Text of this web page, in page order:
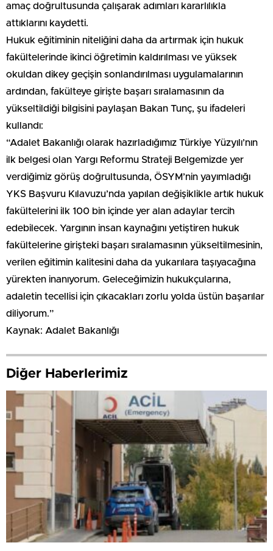
amaç doğrultusunda çalışarak adımları kararlılıkla
attıklarını kaydetti.
Hukuk eğitiminin niteliğini daha da artırmak için hukuk
fakültelerinde ikinci öğretimin kaldırılması ve yüksek
okuldan dikey geçişin sonlandırılması uygulamalarının
ardından, fakülteye girişte başarı sıralamasının da
yükseltildiği bilgisini paylaşan Bakan Tunç, şu ifadeleri
kullandı:
“Adalet Bakanlığı olarak hazırladığımız Türkiye Yüzyılı’nın
ilk belgesi olan Yargı Reformu Strateji Belgemizde yer
verdiğimiz görüş doğrultusunda, ÖSYM’nin yayımladığı
YKS Başvuru Kılavuzu’nda yapılan değişiklikle artık hukuk
fakültelerini ilk 100 bin içinde yer alan adaylar tercih
edebilecek. Yargının insan kaynağını yetiştiren hukuk
fakültelerine girişteki başarı sıralamasının yükseltilmesinin,
verilen eğitimin kalitesini daha da yukarılara taşıyacağına
yürekten inanıyorum. Geleceğimizin hukukçularına,
adaletin tecellisi için çıkacakları zorlu yolda üstün başarılar
diliyorum.”
Kaynak: Adalet Bakanlığı
Diğer Haberlerimiz